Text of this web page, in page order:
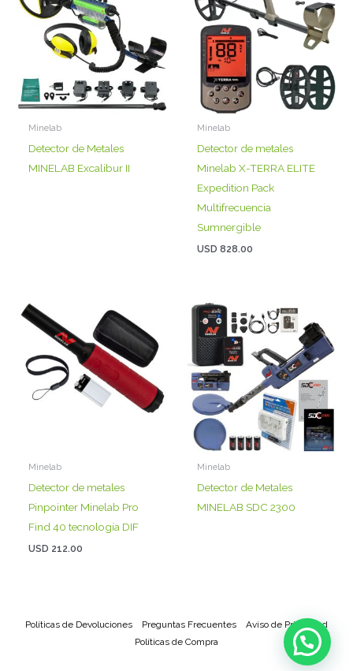
Minelab
Detector de Metales
MINELAB Excalibur II
Minelab
Detector de metales
Minelab X-TERRA ELITE
Expedition Pack
Multifrecuencia
Sumnergible
USD828.00
Minelab
Detector de metales
Pinpointer Minelab Pro
Find 40 tecnología DIF
USD 212.00
Minelab
Detector de Metales
MINELAB SDC 2300
Políticas de Devoluciones Preguntas Frecuentes
Aviso de Privacidad
Políticas de Compra